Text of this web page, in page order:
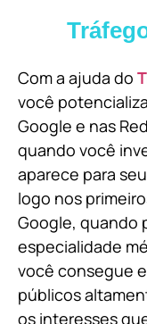
Com a ajuda do
você
Google e nas
quando você
aparece para
logo nos
Google, quando
especialidade
você consegue
públicos
os interesses